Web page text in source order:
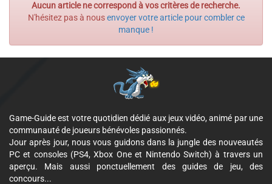
Aucun article ne correspond à vos critères de recherche.
N'hésitez pas à nousenvoyer votre article pour combler ce
manque !
Game-Guide est votre quotidien dédié aux jeux vidéo, animé par une
communauté de joueurs bénévoles passionnés.
Jour après jour, nous vous guidons dans la jungle des nouveautés
PC et consoles (PS4, Xbox One et Nintendo Switch) à travers un
aperçu. Mais aussi ponctuellement des guides de jeu, des
concours...